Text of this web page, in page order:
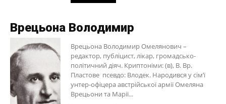
Врецьона Володимир
Врецьона Володимир Омелянович –
редактор, публіцист, лікар, громадсько-
політичний діяч. Криптоніми: (в), В. Вр.
Пластове псевдо: Влодек. Народився у сім’ї
унтер-офіцера австрійської армії Омеляна
Врецьони та Марії...